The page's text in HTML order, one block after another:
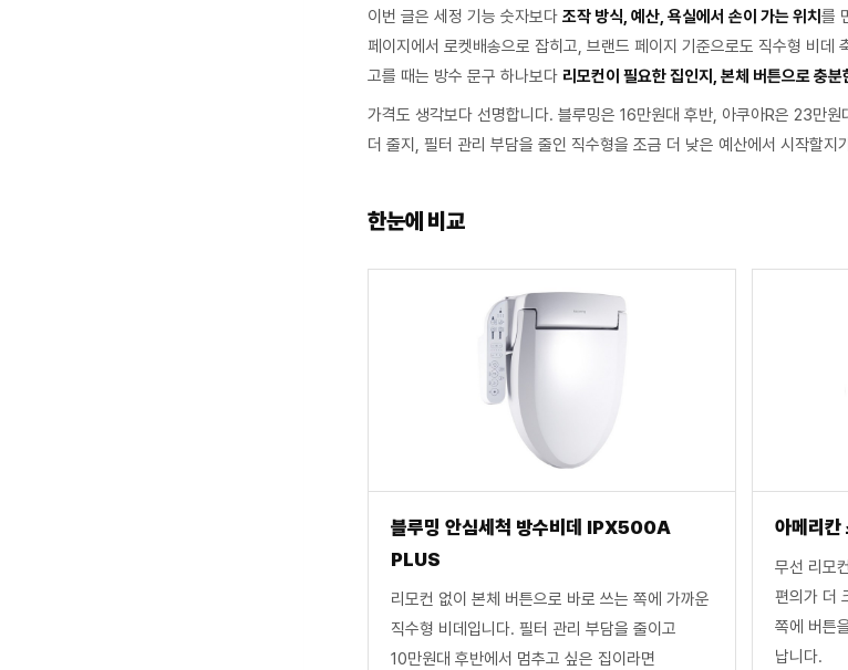
이번 글은 세정 기능 숫자보다 조작 방식, 예산, 욕실에서 손이 가는 위치 를
페이지에서 로켓배송으로 잡히고, 브랜드 페이지 기준으로도 직수형 비데
고를 때는 방수 문구 하나보다 리모컨이 필요한 집인지, 본체 버튼으로 충분
가격도 생각보다 선명합니다. 블루밍은 16만원대 후반, 아쿠아R은 23만
더 줄지, 필터 관리 부담을 줄인 직수형을 조금 더 낮은 예산에서 시작할지
한눈에 비교
블루밍 안심세척 방수비데 IPX500A
PLUS
리모컨 없이 본체 버튼으로 바로 쓰는 쪽에 가까운
직수형 비데입니다. 필터 관리 부담을 줄이고
10만원대 후반에서 멈추고 싶은 집이라면
아메리칸
무선 리모
편의가 더
쪽에 버튼
납니다.